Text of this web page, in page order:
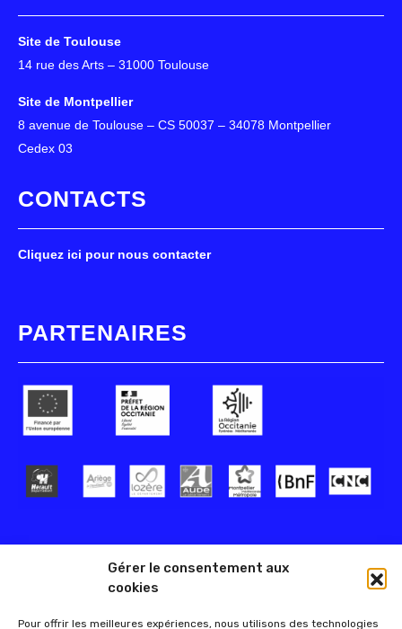
Gérer le consentement aux
cookies
Pour offrir les meilleures expériences, nous utilisons des technologies
Site de Toulouse
14 rue des Arts – 31000 Toulouse
Site de Montpellier
8 avenue de Toulouse – CS 50037 – 34078 Montpellier
Cedex 03
CONTACTS
Cliquez ici pour nous contacter
PARTENAIRES